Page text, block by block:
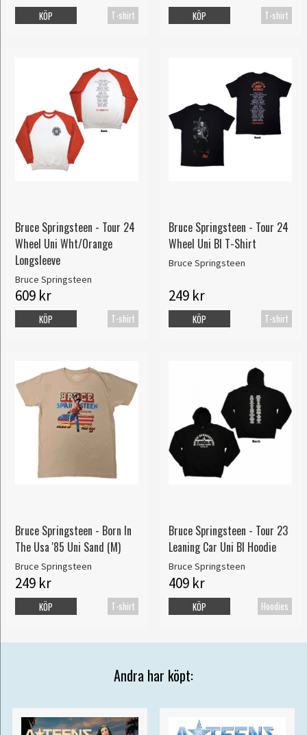
T-shirt
KÖP T-shirt
KÖP
Bruce Springsteen - Tour 24
Wheel Uni Wht/Orange
Longsleeve
Bruce Springsteen
609 kr
T-shirt
KÖP
Bruce Springsteen - Tour 24
Wheel Uni Bl T-Shirt
Bruce Springsteen
249 kr
T-shirt
KÖP
Bruce Springsteen - Born In
The Usa '85 Uni Sand (M)
Bruce Springsteen
249 kr
T-shirt
KÖP
Bruce Springsteen - Tour 23
Leaning Car Uni Bl Hoodie
Bruce Springsteen
409 kr
Hoodies
KÖP
Andra har köpt: